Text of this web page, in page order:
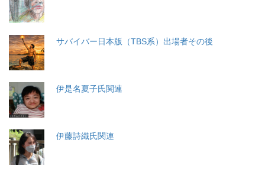
サバイバー日本版（TBS系）出場者その後
伊是名夏子氏関連
伊藤詩織氏関連